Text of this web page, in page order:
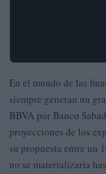
En el mundo de las
siempre generan un
BBVA por Banco
proyecciones de los
su propuesta entre un
no se materializaría